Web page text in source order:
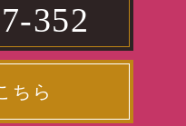
352
ちら